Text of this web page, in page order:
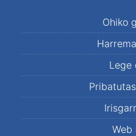
Ohiko
Lege
Web